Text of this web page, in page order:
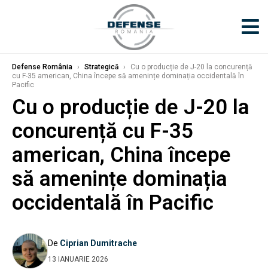
Defense România › Strategică ›
Cu o producție de J-20 la concurență
cu F-35 american, China începe să amenințe dominația occidentală în
Pacific
Cu o producție de J-20 la
concurență cu F-35
american, China începe
să amenințe dominația
occidentală în Pacific
De Ciprian Dumitrache
13 IANUARIE 2026